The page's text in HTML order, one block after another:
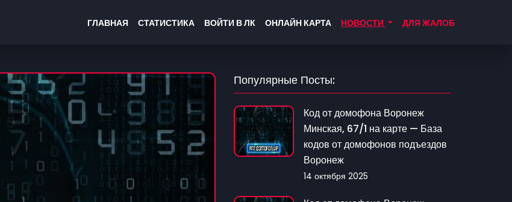
ГЛАВНАЯ СТАТИСТИКА ВОЙТИ В ЛК ОНЛАЙН КАРТА НОВОСТИ ДЛЯ ЖАЛОБ
Популярные Посты:
Код от домофона Воронеж
Минская, 67/1 на карте — База
кодов от домофонов подъездов
Воронеж
14 октября 2025